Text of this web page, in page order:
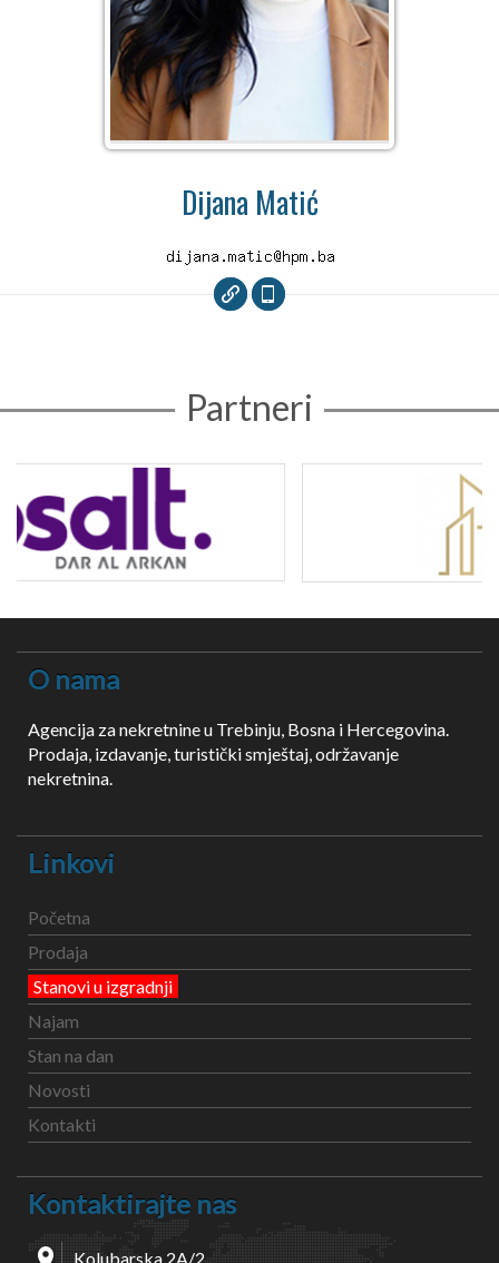
Dijana Matić
Partneri
O nama
Agencija za nekretnine u Trebinju, Bosna i Hercegovina.
Prodaja, izdavanje, turistički smještaj, održavanje
nekretnina.
Linkovi
Početna
Prodaja
Stanovi u izgradnji
Najam
Stan na dan
Novosti
Kontakti
Kontaktirajte nas
Kolubarska 2A/2,